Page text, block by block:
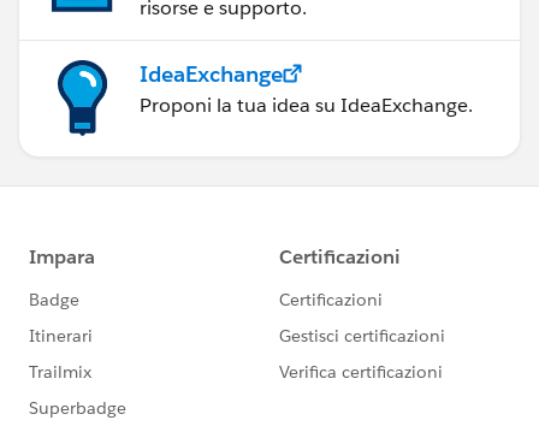
risorse e supporto.
IdeaExchange
Proponi la tua idea su IdeaExchange.